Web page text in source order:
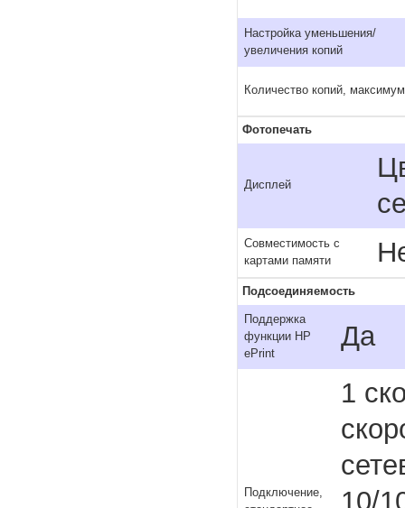
Настройка уменьшения/
увеличения копий
Количество копий, максимум
Фотопечать
Дисплей
Совместимость с
картами памяти
Подсоединяемость
Поддержка
функции HP
ePrint
Да
Подключение,
1
10/